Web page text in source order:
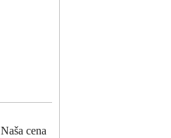
Naša cena